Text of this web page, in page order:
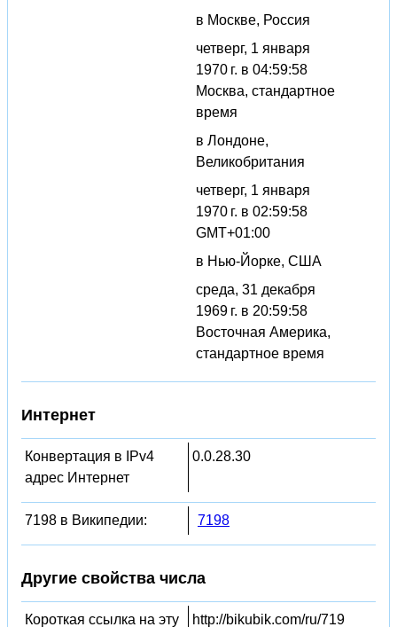
в Москве, Россия
четверг, 1 января
1970 г. в 04:59:58
Москва, стандартное
время
в Лондоне,
Великобритания
четверг, 1 января
1970 г. в 02:59:58
GMT+01:00
в Нью-Йорке, США
среда, 31 декабря
1969 г. в 20:59:58
Восточная Америка,
стандартное время
Интернет
Конвертация в IPv4
адрес Интернет
0.0.28.30
7198 в Википедии: 7198
Другие свойства числа
Короткая ссылка на эту
http://bikubik.com/ru/719